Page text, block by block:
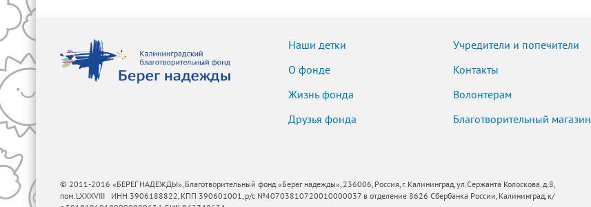
Наши детки
О фонде
Жизнь фонда
Друзья фонда
Учредители и попечители
Контакты
Волонтерам
Благотворительный магазин
© 2011-2016 «БЕРЕГ НАДЕЖДЫ», Благотворительный фонд «Берег надежды», 236006, Россия, г. Калининград, ул.Сержанта Колоскова, д.8,
пом.LXXXVIII ИНН 3906188822, КПП 390601001, р/с №40703810720010000037 в отделение 8626 Сбербанка России, Калининград, к/